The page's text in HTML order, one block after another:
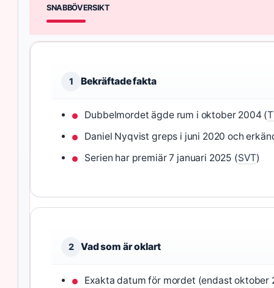
SNABBÖVERSIKT
1 Bekräftade fakta
Dubbelmordet ägde rum i oktober 2004 (
Daniel Nyqvist greps i juni 2020 och
Serien har premiär 7 januari 2025 (SVT)
2 Vad som är oklart
Exakta datum för mordet (endast oktober